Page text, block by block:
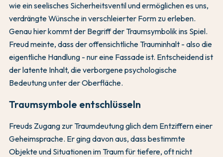
wie ein seelisches Sicherheitsventil und ermöglichen es uns,
verdrängte Wünsche in verschleierter Form zu erleben.
Genau hier kommt der Begriff der Traumsymbolik ins Spiel.
Freud meinte, dass der offensichtliche Trauminhalt - also die
eigentliche Handlung - nur eine Fassade ist. Entscheidend ist
der latente Inhalt, die verborgene psychologische
Bedeutung unter der Oberfläche.
Traumsymbole entschlüsseln
Freuds Zugang zur Traumdeutung glich dem Entziffern einer
Geheimsprache. Er ging davon aus, dass bestimmte
Objekte und Situationen im Traum für tiefere, oft nicht